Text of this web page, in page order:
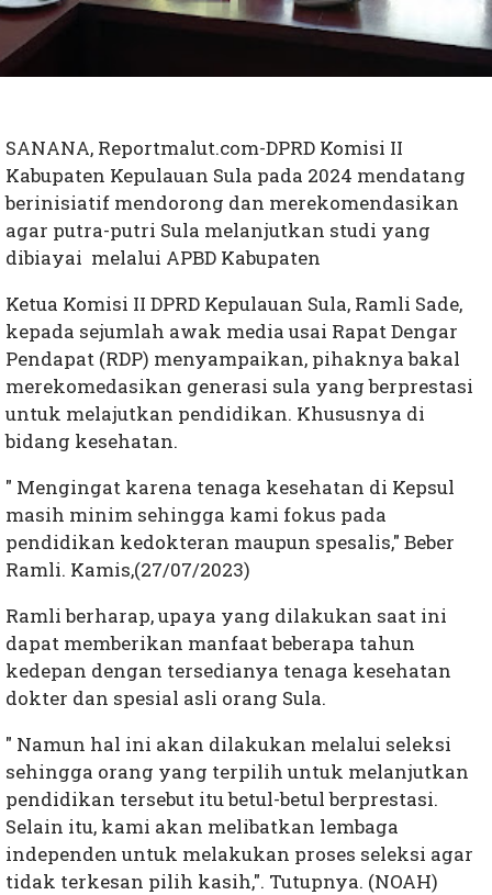
SANANA, Reportmalut.com-DPRD Komisi II
Kabupaten Kepulauan Sula pada 2024 mendatang
berinisiatif mendorong dan merekomendasikan
agar putra-putri Sula melanjutkan studi yang
dibiayai melalui APBD Kabupaten
Ketua Komisi II DPRD Kepulauan Sula, Ramli Sade,
kepada sejumlah awak media usai Rapat Dengar
Pendapat (RDP) menyampaikan, pihaknya bakal
merekomedasikan generasi sula yang berprestasi
untuk melajutkan pendidikan. Khususnya di
bidang kesehatan.
" Mengingat karena tenaga kesehatan di Kepsul
masih minim sehingga kami fokus pada
pendidikan kedokteran maupun spesalis," Beber
Ramli. Kamis,(27/07/2023)
Ramli berharap, upaya yang dilakukan saat ini
dapat memberikan manfaat beberapa tahun
kedepan dengan tersedianya tenaga kesehatan
dokter dan spesial asli orang Sula.
" Namun hal ini akan dilakukan melalui seleksi
sehingga orang yang terpilih untuk melanjutkan
pendidikan tersebut itu betul-betul berprestasi.
Selain itu, kami akan melibatkan lembaga
independen untuk melakukan proses seleksi agar
tidak terkesan pilih kasih,". Tutupnya. (NOAH)